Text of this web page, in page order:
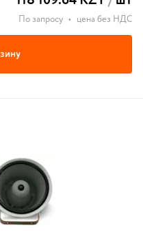
По запросу • цена без НДС